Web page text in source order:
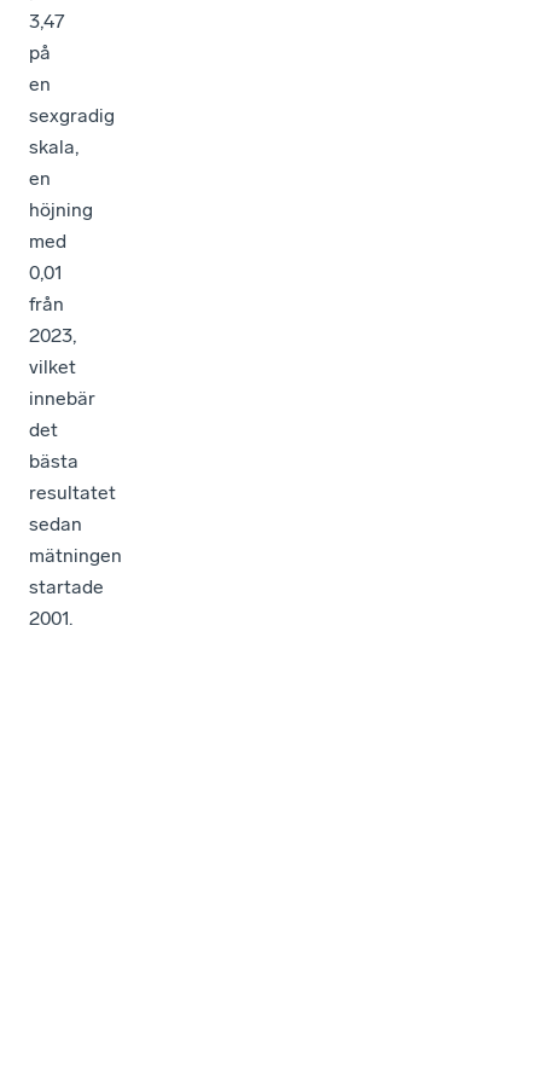
3,47
på
en
sexgradig
skala,
en
höjning
med
0,01
från
2023,
vilket
innebär
det
bästa
resultatet
sedan
mätningen
startade
2001.